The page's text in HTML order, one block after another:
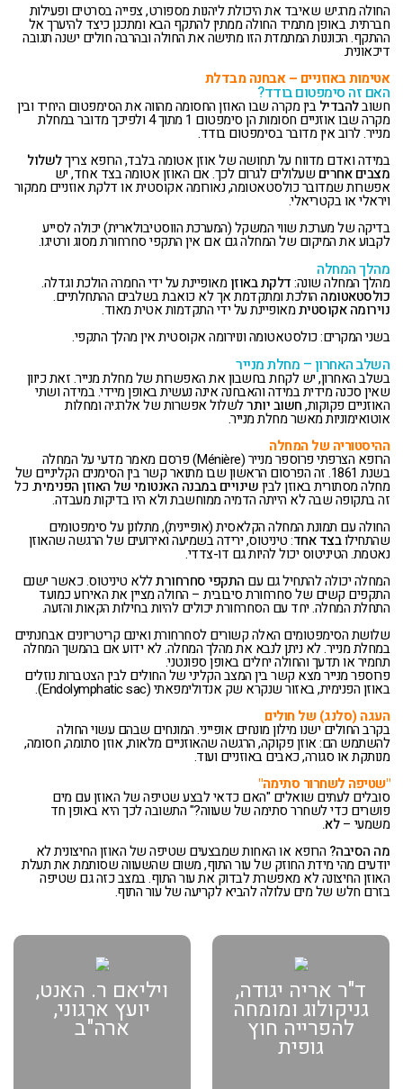
החולה מרגיש שאיבד את היכולת ליהנות מספורט, צפייה בסרטים ופעילות
חברתית. באופן מתמיד החולה ממתין להתקף הבא ומתכנן כיצד להיערך אל
ההתקף. הכוננות המתמדת הזו מתישה את החולה ובהרבה חולים ישנה תגובה
דיכאונית.
אטימות באוזניים – אבחנה מבדלת
האם זה סימפטום בודד?
חשובלהבדילבין מקרה שבו האוזן החסומה מהווה את הסימפטום היחיד ובין
מקרה שבו אוזניים חסומות הן סימפטום 1 מתוך 4 ולפיכך מדובר במחלת
מנייר. לרוב אין מדובר בסימפטום בודד.
במידה ואדם מדווח על תחושה של אוזן אטומה בלבד, הרופא צריךלשלול
מצבים אחרים שעלולים לגרום לכך. אם האוזן אטומה בצד אחד, יש
אפשרות שמדובר כולסטאטומה, נאורומה אקוסטית או דלקת אוזניים ממקור
ויראלי או בקטריאלי.
בדיקה של מערכת שווי המשקל (המערכת הווסטיבולארית) יכולה לסייע
לקבוע את המיקום של המחלה גם אם אין התקפי סחרחורת מסוג ורטיגו.
מהלך המחלה
מהלך המחלה שונה:דלקת באוזןמאופיינת על ידי החמרה הולכת וגדלה.
כולסטאטומה הולכת ומתקדמת אך לא כואבת בשלבים ההתחלתיים.
נוירומה אקוסטיתמאופיינת על ידי התקדמות אטית מאוד.
בשני המקרים: כולסטאטומה ונוירומה אקוסטית אין מהלך התקפי.
השלב האחרון – מחלת מנייר
בשלב האחרון, יש לקחת בחשבון את האפשרות של מחלת מנייר. זאת כיוון
שאין סכנה מידית במידה והאבחנה אינה נעשית באופן מיידי. במידה ושתי
האוזניים פקוקות,חשוב יותרלשלול אפשרות של אלרגיה ומחלות
אוטואימוניות מאשר מחלת מנייר.
ההיסטוריה של המחלה
הרופא הצרפתי פרוספר מנייר (Ménière) פרסם מאמר מדעי על המחלה
בשנת 1861. זה הפרסום הראשון שבו מתואר קשר בין הסימנים הקליניים של
מחלה מסתורית באוזן לביןשינויים במבנה האנטומי של האוזן הפנימית. כל
זה בתקופה שבה לא הייתה הדמיה ממוחשבת ולא היו בדיקות מעבדה.
החולה עם תמונת המחלה הקלאסית (אופיינית), מתלונן על סימפטומים
שהתחילובצד אחד: טיניטוס, ירידה בשמיעה ואירועים של הרגשה שהאוזן
נאטמת. הטיניטוס יכול להיות גם דו-צדדי.
המחלה יכולה להתחיל גם עם התקפי סחרחורתללא טיניטוס. כאשר ישנם
התקפים קשים של סחרחורת סיבובית – החולה מציין את האירוע כמועד
התחלת המחלה. יחד עם הסחרחורת יכולים להיות בחילות הקאות והזעה.
שלושת הסימפטומים האלה קשורים לסחרחורת ואינם קריטריונים אבחנתיים
במחלת מנייר. לא ניתן לנבא את מהלך המחלה. לא ידוע אם בהמשך המחלה
תחמיר או תדעך והחולה יחלים באופן ספונטני.
פרוספר מנייר מצא קשר בין המצב הקליני של החולים לבין הצטברות נוזלים
באוזן הפנימית, באזור שנקרא שק אנדולימפאתי (Endolymphatic sac).
העגה (סלנג) של חולים
בקרב החולים ישנו מילון מונחים אופייני. המונחים שבהם עשוי החולה
להשתמש הם: אוזן פקוקה, הרגשה שהאוזניים מלאות, אוזן סתומה, חסומה,
מנותקת או סגורה, כאבים באוזניים ועוד.
"שטיפה לשחרור סתימה"
סובלים לעתים שואלים "האם כדאי לבצע שטיפה של האוזן עם מים
פושרים כדי לשחרר סתימה של שעווה?" התשובה לכך היא באופן חד
משמעי –לא.
מה הסיבה? הרופא או האחות שמבצעים שטיפה של האוזן החיצונית לא
יודעים מהי מידת החוזק של עור התוף, משום שהשעווה שסותמת את תעלת
האוזן החיצונה לא מאפשרת לבדוק את עור התוף. במצב כזה גם שטיפה
בזרם חלש של מים עלולה להביא לקריעה של עור התוף.
ד"ר אריה יגודה,
גניקולוג ומומחה
להפרייה חוץ
גופית
ויליאם ר. האנט,
יועץ ארגוני,
ארה"ב